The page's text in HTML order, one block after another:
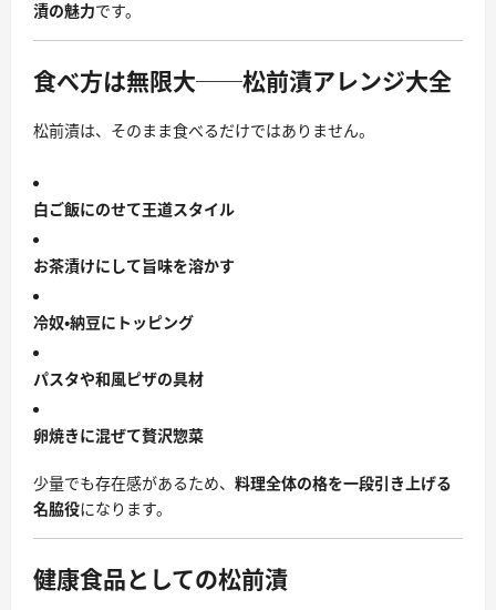
漬の魅力です。
食べ方は無限大──松前漬アレンジ大全
松前漬は、そのまま食べるだけではありません。
白ご飯にのせて王道スタイル
お茶漬けにして旨味を溶かす
冷奴・納豆にトッピング
パスタや和風ピザの具材
卵焼きに混ぜて贅沢惣菜
少量でも存在感があるため、 料理全体の格を一段引き上げる
名脇役になります。
健康食品としての松前漬